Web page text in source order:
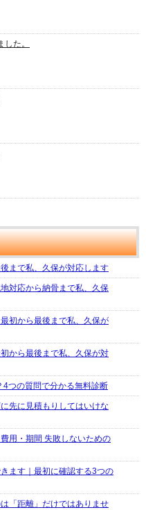
た。
まで私、久保が対応します
対応から納骨まで私、久保
初から最後まで私、久保が
から最後まで私、久保が対
4つの質問で分かる無料診断
先に見積もりしてはいけな
用・期間 失敗しないための
ます｜最初に確認する3つの
「距離」だけではありませ